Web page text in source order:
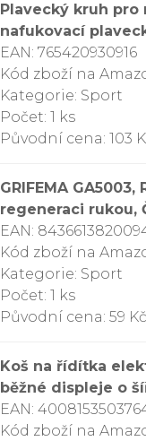
Plavecký kruh
nafukovací
EAN: 765420930916
Kód zboží na
Kategorie: Sport
Počet: 1 ks
Původní cena: 103
GRIFEMA
regeneraci rukou,
EAN:
Kód zboží na
Kategorie: Sport
Počet: 1 ks
Původní cena: 59 Kč
Koš na řídítka
běžné displeje o
EAN:
Kód zboží na